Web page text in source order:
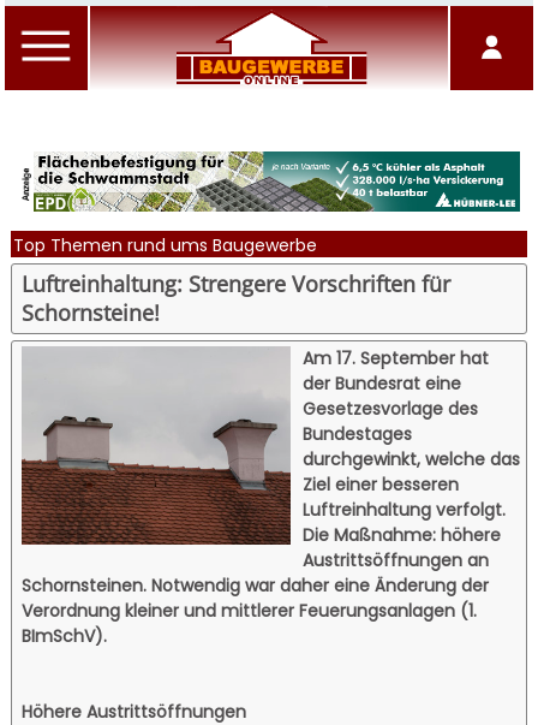
Top Themen rund ums Baugewerbe
Luftreinhaltung: Strengere Vorschriften für
Schornsteine!
Am 17. September hat
der Bundesrat eine
Gesetzesvorlage des
Bundestages
durchgewinkt, welche das
Ziel einer besseren
Luftreinhaltung verfolgt.
Die Maßnahme: höhere
Austrittsöffnungen an
Schornsteinen. Notwendig war daher eine Änderung der
Verordnung kleiner und mittlerer Feuerungsanlagen (1.
BImSchV).
Höhere Austrittsöffnungen